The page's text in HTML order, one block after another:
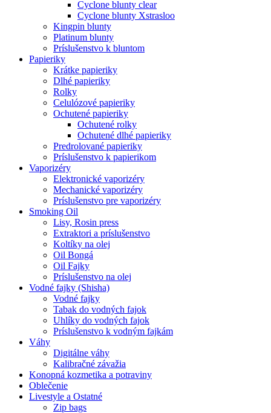
Cyclone blunty clear
Cyclone blunty Xstrasloo
Kingpin blunty
Platinum blunty
Príslušenstvo k bluntom
Papieriky
Krátke papieriky
Dlhé papieriky
Rolky
Celulózové papieriky
Ochutené papieriky
Ochutené rolky
Ochutené dlhé papieriky
Predrolované papieriky
Príslušenstvo k papierikom
Vaporizéry
Elektronické vaporizéry
Mechanické vaporizéry
Príslušenstvo pre vaporizéry
Smoking Oil
Lisy, Rosin press
Extraktori a príslušenstvo
Koltíky na olej
Oil Bongá
Oil Fajky
Príslušenstvo na olej
Vodné fajky (Shisha)
Vodné fajky
Tabak do vodných fajok
Uhlíky do vodných fajok
Príslušenstvo k vodným fajkám
Váhy
Digitálne váhy
Kalibračné závažia
Konopná kozmetika a potraviny
Oblečenie
Livestyle a Ostatné
Zip bags